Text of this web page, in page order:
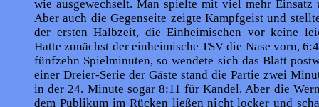
wie ausgewechselt. Man spielte mit viel mehr Einsatz
Aber auch die Gegenseite zeigte Kampfgeist und
der ersten Halbzeit, die Einheimischen vor keine
Hatte zunächst der einheimische TSV die Nase vorn,
fünfzehn Spielminuten, so wendete sich das Blatt
einer Dreier-Serie der Gäste stand die Partie zwei
in der 24. Minute sogar 8:11 für Kandel. Aber die
dem Publikum im Rücken ließen nicht locker und